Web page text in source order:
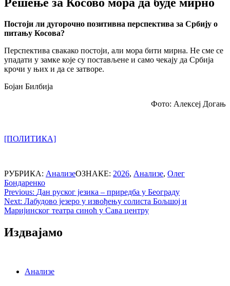
Постоји ли дугорочно позитивна перспектива за Србију о
питању Косова?
Перспектива свакако постоји, али мора бити мирна. Не сме се
упадати у замке које су постављене и само чекају да Србија
крочи у њих и да се затворе.
Бојан Билбија
Фото: Алексеј Догањ
[ПОЛИТИКА]
РУБРИКА: АнализеОЗНАКЕ: 2026, Анализе, Олег
Бондаренко
Post
navigation
Previous: Дан руског језика – приредба у Београду
Next: Лабудово језеро у извођењу солиста Бољшој и
Маријинског театра синоћ у Сава центру
Издвајамо
Анализе